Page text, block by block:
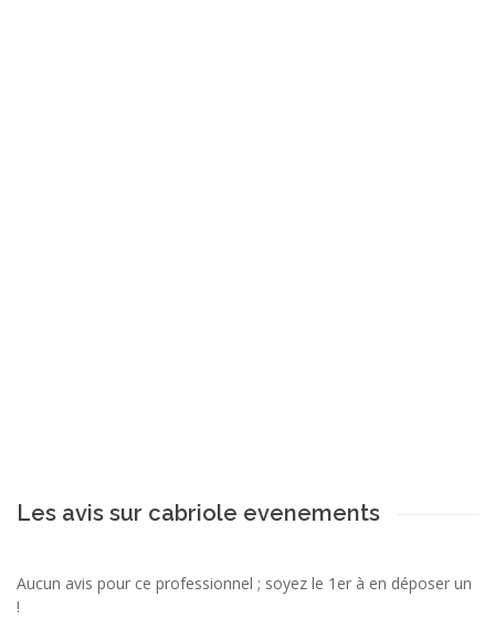
Les avis sur cabriole evenements
Aucun avis pour ce professionnel ; soyez le 1er à en déposer un
!